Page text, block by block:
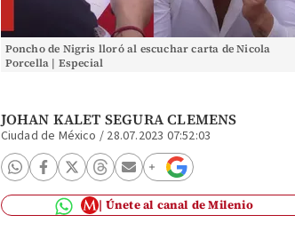
Poncho de Nigris lloró al escuchar carta de Nicola
Porcella | Especial
JOHAN KALET SEGURA CLEMENS
Ciudad de México / 28.07.2023 07:52:03
Únete al canal de Milenio